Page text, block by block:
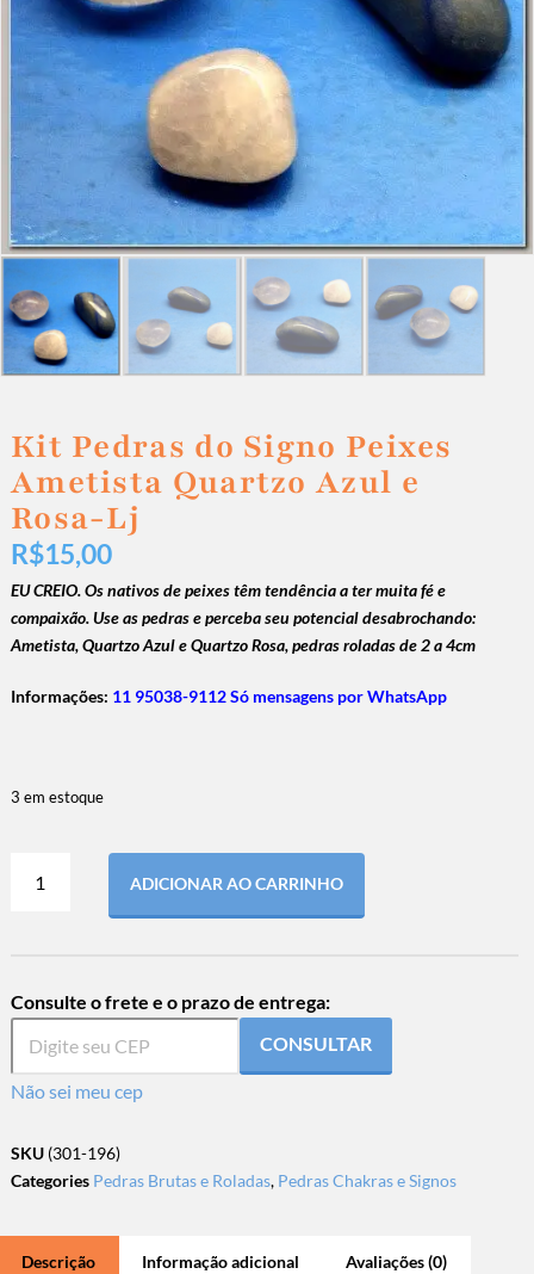
Kit Pedras do Signo Peixes
Ametista Quartzo Azul e
Rosa-Lj
R$15,00
EU CREIO.Os nativos de peixes têm tendência a ter muita fé e
compaixão.Use as pedras e perceba seu potencial desabrochando:
Ametista, Quartzo Azul e Quartzo Rosa, pedras roladas de 2 a 4cm
Informações: 11 95038-9112 Só mensagens por WhatsApp
3 em estoque
ADICIONAR AO CARRINHO
Consulte o frete e o prazo de entrega:
CONSULTAR
Não sei meu cep
SKU (301-196)
Categories Pedras Brutas e Roladas, Pedras Chakras e Signos
Descrição Informação adicional Avaliações (0)